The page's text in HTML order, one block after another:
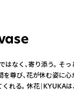
なく、寄り添う。 そっ
を尊び、花が休む姿に
れる。 休花｜KYUKA